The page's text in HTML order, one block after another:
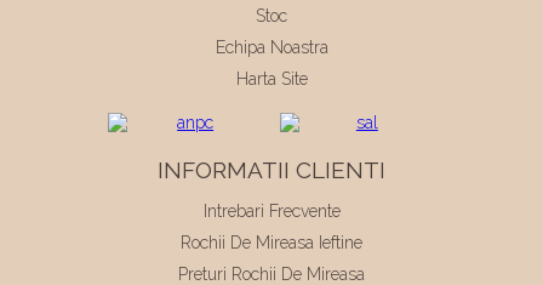
Stoc
Echipa Noastra
Harta Site
INFORMATII CLIENTI
Intrebari Frecvente
Rochii De Mireasa Ieftine
Preturi Rochii De Mireasa